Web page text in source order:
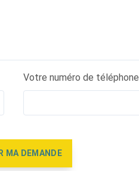
Votre numéro de téléphone
MA DEMANDE